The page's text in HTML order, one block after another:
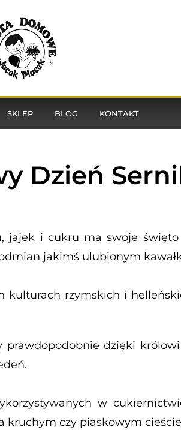
SKLEP BLOG KONTAKT
Dzień
jajek i cukru ma swoje
jakimś ulubionym
kulturach rzymskich i
prawdopodobnie dzięki
w
czy piaskowym